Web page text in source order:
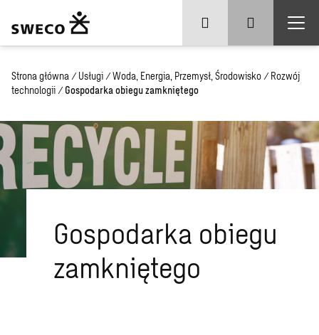
Strona główna / Usługi / Woda, Energia, Przemysł, Środowisko / Rozwój
technologii / Gospodarka obiegu zamkniętego
Gospodarka obiegu
zamkniętego